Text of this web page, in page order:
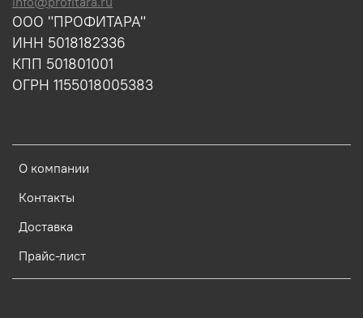
О компании
Контакты
Доставка
Прайс-лист
ООО "ПРОФИТАРА"
ИНН 5018182336
КПП 501801001
ОГРН 1155018005383